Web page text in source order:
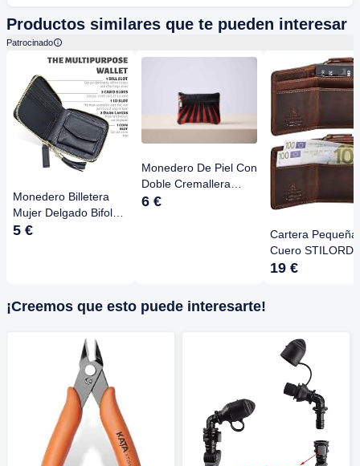
Productos similares que te pueden interesar
Patrocinado
Monedero Billetera
Mujer Delgado Bifold -
Cuero PU, Múltiples
5 €
Monedero De Piel Con
Doble Cremallera
Blanck - Estampado
6 €
Cartera Pequeña
Cuero STILORD
'Monroe' Con
19 €
¡Creemos que esto puede interesarte!